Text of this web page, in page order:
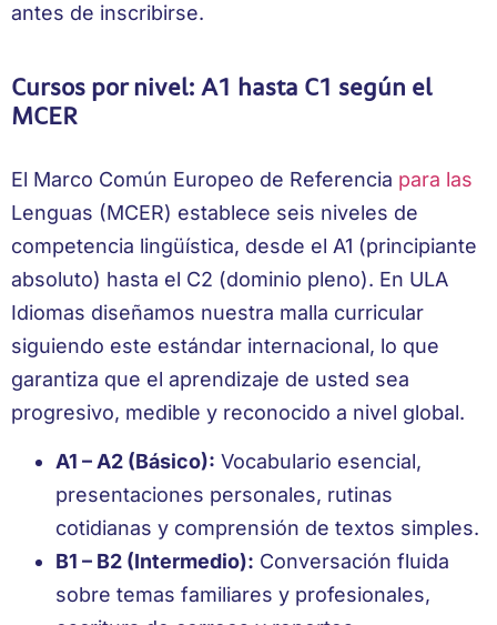
antes de inscribirse.
Cursos por nivel: A1 hasta C1 según el
MCER
El Marco Común Europeo de Referencia para las
Lenguas (MCER) establece seis niveles de
competencia lingüística, desde el A1 (principiante
absoluto) hasta el C2 (dominio pleno). En ULA
Idiomas diseñamos nuestra malla curricular
siguiendo este estándar internacional, lo que
garantiza que el aprendizaje de usted sea
progresivo, medible y reconocido a nivel global.
A1 – A2 (Básico): Vocabulario esencial,
presentaciones personales, rutinas
cotidianas y comprensión de textos simples.
B1 – B2 (Intermedio): Conversación fluida
sobre temas familiares y profesionales,